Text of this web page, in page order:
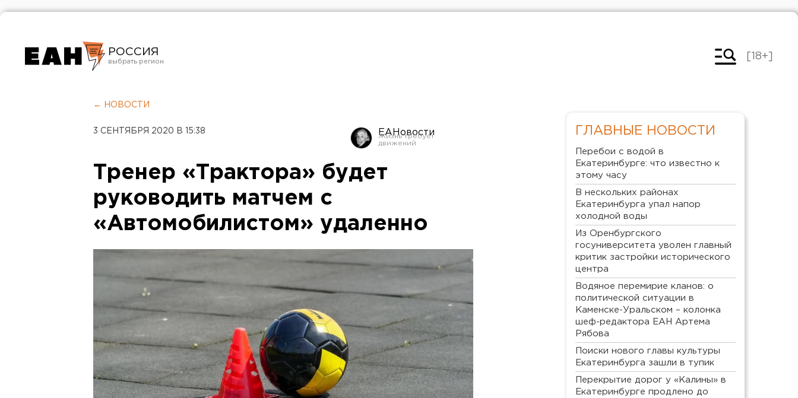
РОССИЯ
Челябинск
[18+]
← НОВОСТИ
3 СЕНТЯБРЯ 2020 В 15:38 ЕАНовости
Тренер «Трактора» будет
руководить матчем с
«Автомобилистом» удаленно
ГЛАВНЫЕ НОВОСТИ
Перебои с водой в
Екатеринбурге: что известно к
этому часу
В нескольких районах
Екатеринбурга упал напор
холодной воды
Из Оренбургского
госуниверситета уволен главный
критик застройки исторического
центра
Водяное перемирие кланов: о
политической ситуации в
Каменске-Уральском – колонка
шеф-редактора ЕАН Артема
Рябова
Поиски нового главы культуры
Екатеринбурга зашли в тупик
Перекрытие дорог у «Калины» в
Екатеринбурге продлено до